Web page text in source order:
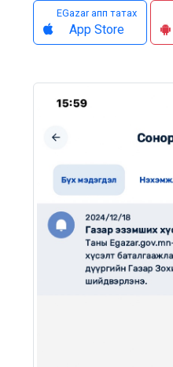
EGazar апп татах
App Store